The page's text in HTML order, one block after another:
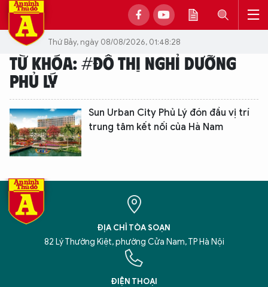
Thứ Bảy, ngày 08/08/2026, 01:48:28
TỪ KHÓA: #ĐÔ THỊ NGHỈ DƯỠNG
PHỦ LÝ
Sun Urban City Phủ Lý đón đầu vị trí
trung tâm kết nối của Hà Nam
ĐỊA CHỈ TÒA SOẠN
82 Lý Thường Kiệt, phường Cửa Nam, TP Hà Nội
ĐIỆN THOẠI
XIN CHÀO,
TÔI LÀ CHATBOT CỦA